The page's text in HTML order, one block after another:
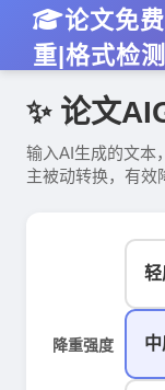
论文免
重|格式检
✨ 论文
输入AI生成的文本
主被动转换，有效
降重强度
轻